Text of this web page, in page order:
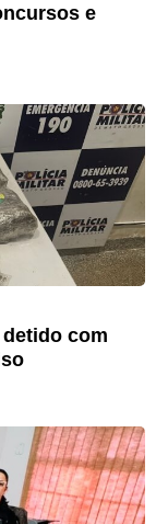
e
com